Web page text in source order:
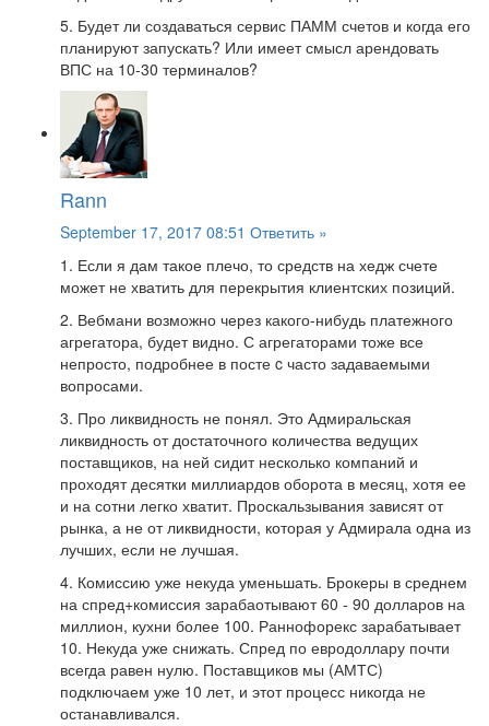
5. Будет ли создаваться сервис ПАММ счетов и когда его
планируют запускать? Или имеет смысл арендовать
ВПС на 10-30 терминалов?
Rann
September 17, 2017 08:51 Ответить »
1. Если я дам такое плечо, то средств на хедж счете
может не хватить для перекрытия клиентских позиций.
2. Вебмани возможно через какого-нибудь платежного
агрегатора, будет видно. С агрегаторами тоже все
непросто, подробнее в посте c часто задаваемыми
вопросами.
3. Про ликвидность не понял. Это Адмиральская
ликвидность от достаточного количества ведущих
поставщиков, на ней сидит несколько компаний и
проходят десятки миллиардов оборота в месяц, хотя ее
и на сотни легко хватит. Проскальзывания зависят от
рынка, а не от ликвидности, которая у Адмирала одна из
лучших, если не лучшая.
4. Комиссию уже некуда уменьшать. Брокеры в среднем
на спред+комиссия зарабаотывают 60 - 90 долларов на
миллион, кухни более 100. Раннофорекс зарабатывает
10. Некуда уже снижать. Спред по евродоллару почти
всегда равен нулю. Поставщиков мы (АМТС)
подключаем уже 10 лет, и этот процесс никогда не
останавливался.